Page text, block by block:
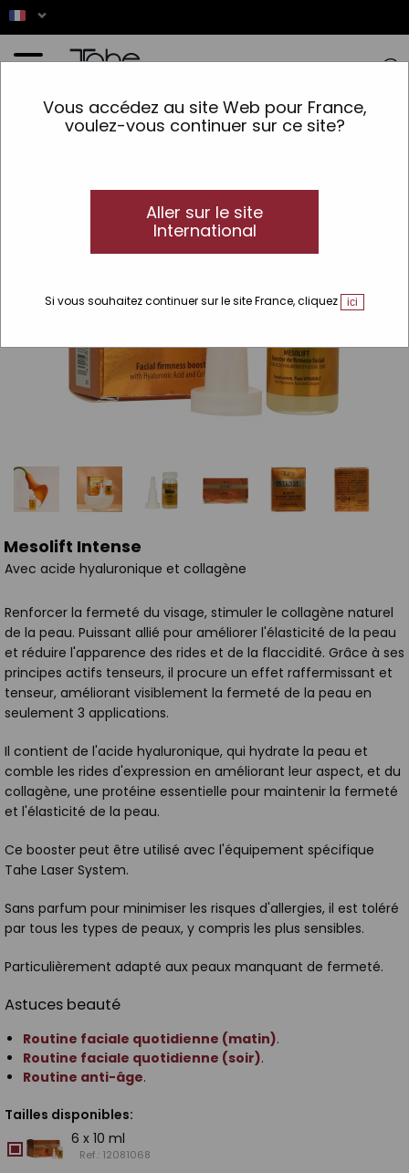
Vous accédez au site Web pour France,
voulez-vous continuer sur ce site?
Aller sur le site
International
Si vous souhaitez continuer sur le site France, cliquez ici
>Maquillage > Visage>Préparation > Mesolift
Mesolift Intense
Avec acide hyaluronique et collagène
Renforcer la fermeté du visage, stimuler le collagène naturel
de la peau. Puissant allié pour améliorer l'élasticité de la peau
et réduire l'apparence des rides et de la flaccidité. Grâce à ses
principes actifs tenseurs, il procure un effet raffermissant et
tenseur, améliorant visiblement la fermeté de la peau en
seulement 3 applications.
Il contient de l'acide hyaluronique, qui hydrate la peau et
comble les rides d'expression en améliorant leur aspect, et du
collagène, une protéine essentielle pour maintenir la fermeté
et l'élasticité de la peau.
Ce booster peut être utilisé avec l'équipement spécifique
Tahe Laser System.
Sans parfum pour minimiser les risques d'allergies, il est toléré
par tous les types de peaux, y compris les plus sensibles.
Particulièrement adapté aux peaux manquant de fermeté.
Astuces beauté
Routine faciale quotidienne (matin).
Routine faciale quotidienne (soir).
Routine anti-âge.
Tailles disponibles:
6 x 10 ml
Ref.: 12081068